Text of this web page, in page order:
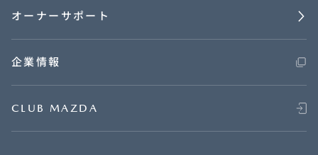
オーナーサポート
企業情報
CLUB MAZDA